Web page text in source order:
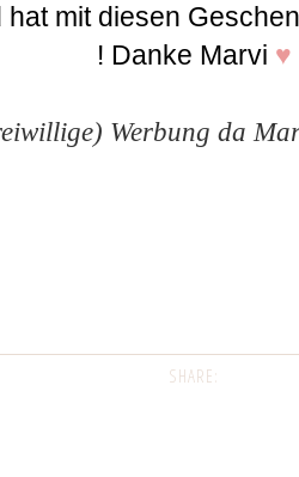
mit diesen
! Danke Marvi ♥
Werbung da
SHARE: